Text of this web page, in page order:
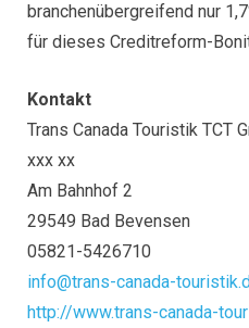
branchenübergreifend nur
für dieses Creditreform-
Kontakt
Trans Canada Touristik TCT
xxx xx
Am Bahnhof 2
29549 Bad Bevensen
05821-5426710
info@trans-canada-
http://www.trans-canada-